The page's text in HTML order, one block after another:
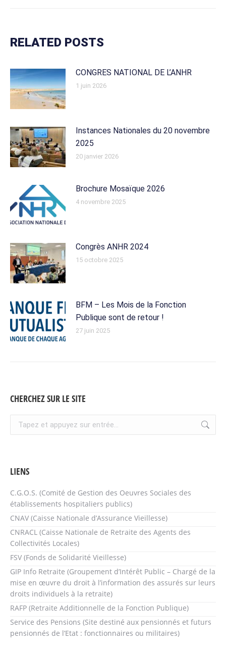
RELATED POSTS
CONGRES NATIONAL DE L’ANHR
1 juin 2026
Instances Nationales du 20 novembre
2025
20 janvier 2026
Brochure Mosaïque 2026
4 novembre 2025
Congrès ANHR 2024
15 octobre 2025
BFM – Les Mois de la Fonction
Publique sont de retour !
27 juin 2025
CHERCHEZ SUR LE SITE
Recherche
LIENS
C.G.O.S. (Comité de Gestion des Oeuvres Sociales des
établissements hospitaliers publics)
CNAV (Caisse Nationale d’Assurance Vieillesse)
CNRACL (Caisse Nationale de Retraite des Agents des
Collectivités Locales)
FSV (Fonds de Solidarité Vieillesse)
GIP Info Retraite (Groupement d’Intérêt Public – Chargé de la
mise en œuvre du droit à l’information des assurés sur leurs
droits individuels à la retraite)
RAFP (Retraite Additionnelle de la Fonction Publique)
Service des Pensions (Site destiné aux pensionnés et futurs
pensionnés de l’Etat : fonctionnaires ou militaires)